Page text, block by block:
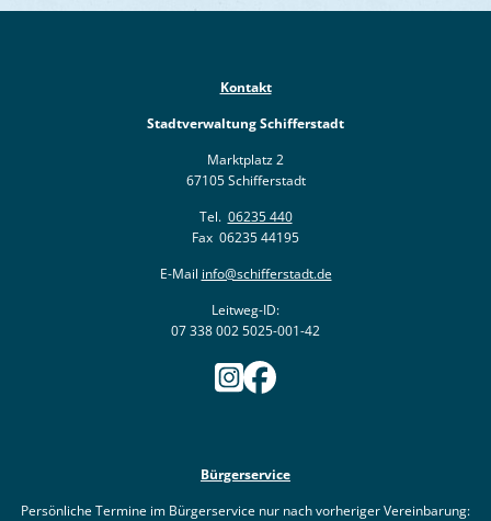
Kontakt
Stadtverwaltung Schifferstadt
Marktplatz 2
67105 Schifferstadt
Tel. 06235 440
Fax 06235 44195
E-Mail info@schifferstadt.de
Leitweg-ID:
07 338 002 5025-001-42
Bürgerservice
Persönliche Termine im Bürgerservice nur nach vorheriger Vereinbarung: